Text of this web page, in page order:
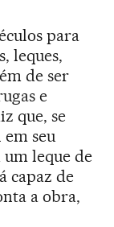
para
leques,
de ser
e
que, se
seu
leque de
capaz de
a obra,